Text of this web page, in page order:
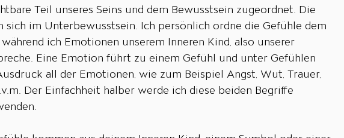
Teil unseres Seins und dem Bewusstsein zugeordnet. Die
sich im Unterbewusstsein. Ich persönlich ordne die Gefühle dem
ich Emotionen unserem Inneren Kind, also unserer
Eine Emotion führt zu einem Gefühl und unter Gefühlen
all der Emotionen, wie zum Beispiel Angst, Wut, Trauer,
Der Einfachheit halber werde ich diese beiden Begriffe